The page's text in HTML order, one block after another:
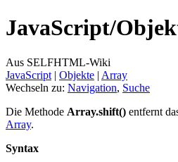
JavaScript/
Aus SELFHTML-Wiki
JavaScript ‎ | Objekte ‎ | Array
Wechseln zu: Navigation, Suche
Die Methode Array.shift() entfernt
Array.
Syntax